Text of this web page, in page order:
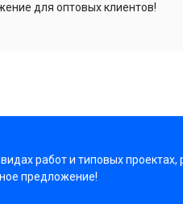
для оптовых клиентов!
работ и типовых проектах,
предложение!